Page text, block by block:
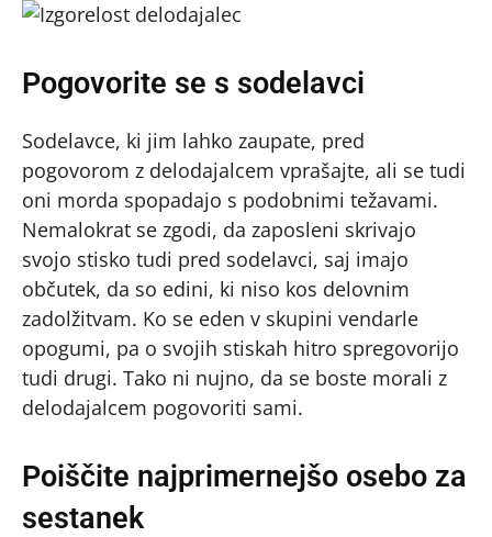
Pogovorite se s sodelavci
Sodelavce, ki jim lahko zaupate, pred
pogovorom z delodajalcem vprašajte, ali se tudi
oni morda spopadajo s podobnimi težavami.
Nemalokrat se zgodi, da zaposleni skrivajo
svojo stisko tudi pred sodelavci, saj imajo
občutek, da so edini, ki niso kos delovnim
zadolžitvam. Ko se eden v skupini vendarle
opogumi, pa o svojih stiskah hitro spregovorijo
tudi drugi. Tako ni nujno, da se boste morali z
delodajalcem pogovoriti sami.
Poiščite najprimernejšo osebo za
sestanek